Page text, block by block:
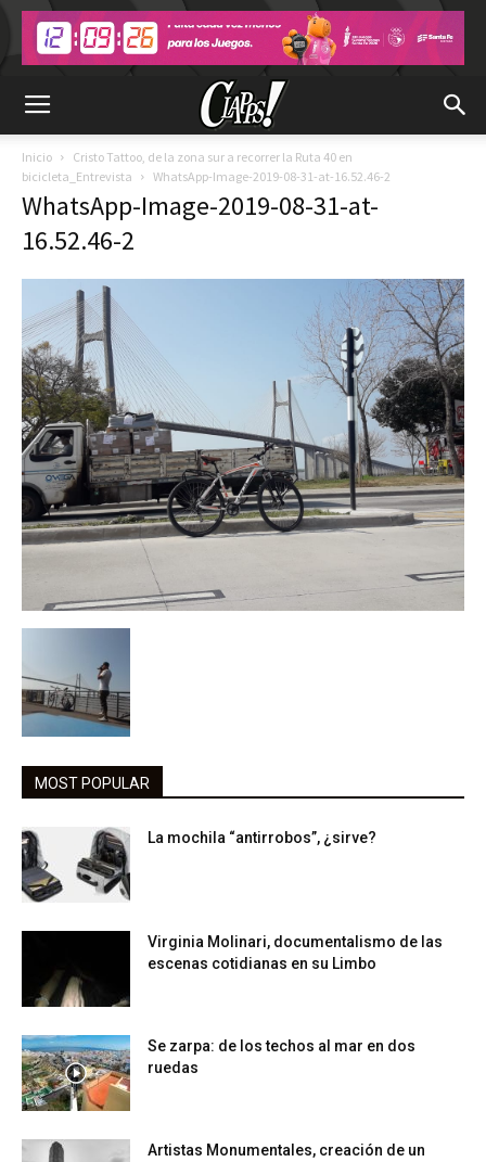
Inicio
Cristo Tattoo, de la zona sur a recorrer la Ruta 40 en
bicicleta_Entrevista
WhatsApp-Image-2019-08-31-at-16.52.46-2
WhatsApp-Image-2019-08-31-at-
16.52.46-2
MOST POPULAR
La mochila “antirrobos”, ¿sirve?
Virginia Molinari, documentalismo de las
escenas cotidianas en su Limbo
Se zarpa: de los techos al mar en dos
ruedas
Artistas Monumentales, creación de un